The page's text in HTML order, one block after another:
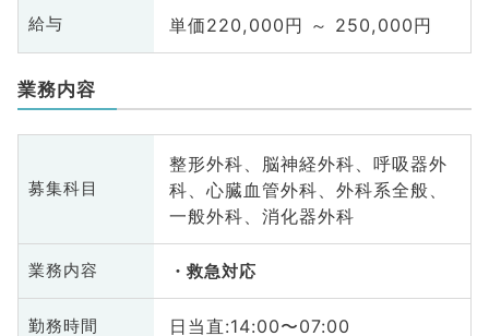
給与 単価220,000円 ～ 250,000円
業務内容
募集科目
整形外科、脳神経外科、呼吸器外
科、心臓血管外科、外科系全般、
一般外科、消化器外科
業務内容 救急対応
勤務時間 日当直:14:00〜07:00